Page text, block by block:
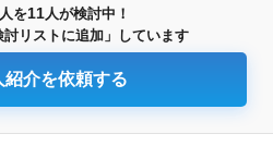
を11人が検討中！
リストに追加」しています
紹介を依頼する